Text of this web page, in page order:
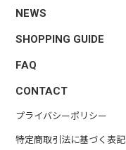
NEWS
SHOPPING GUIDE
FAQ
CONTACT
プライバシーポリシー
特定商取引法に基づく表記